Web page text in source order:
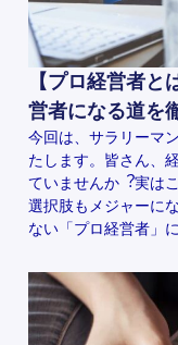
【プロ経営者
営者になる道を
今回は、サラリーマ
たします。皆さん、
ていませんか︖実は
選択肢もメジャーに
ない「プロ経営者」